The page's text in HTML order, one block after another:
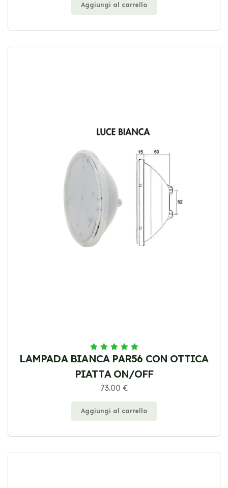
Aggiungi al carrello
LAMPADA BIANCA PAR56 CON OTTICA
PIATTA ON/OFF
73.00 €
Aggiungi al carrello